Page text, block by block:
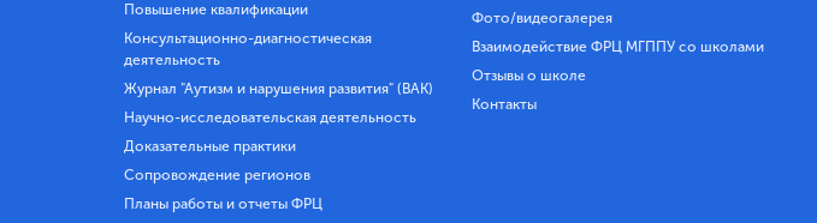
Повышение квалификации
Консультационно-диагностическая
деятельность
Журнал "Аутизм и нарушения развития" (ВАК)
Научно-исследовательская деятельность
Доказательные практики
Сопровождение регионов
Планы работы и отчеты ФРЦ
Фото/видеогалерея
Взаимодействие ФРЦ МГППУ со школами
Отзывы о школе
Контакты